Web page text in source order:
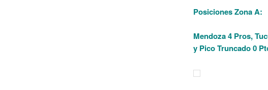
Posiciones Zona A:
Mendoza 4 Pros,
y Pico Truncado 0